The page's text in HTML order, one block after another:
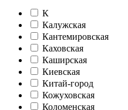
К
Калужская
Кантемировская
Каховская
Каширская
Киевская
Китай-город
Кожуховская
Коломенская